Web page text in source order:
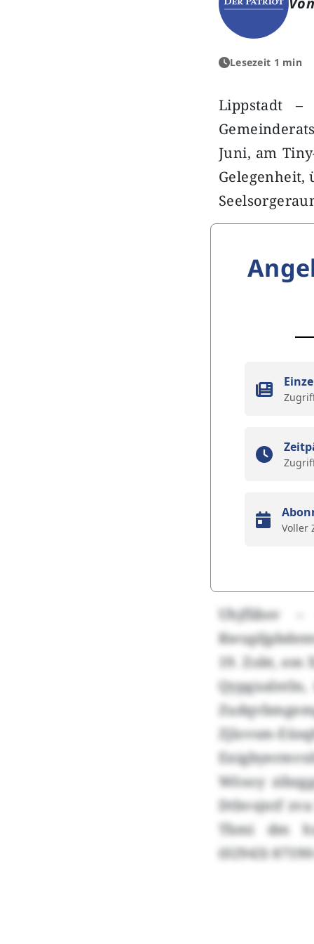
Lesezeit 1 min
Lippstadt –
Juni, am
Gelegenheit,
Voller
Uhjflibsv –
19. Zobt, em
Zjlovsm-
Wösoy
Dtbvsjntf
Tbmi dm
(02943)